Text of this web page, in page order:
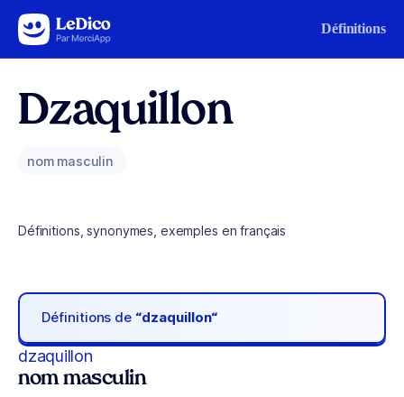
Aller au contenu Définitions
Dzaquillon
nom masculin
Définitions, synonymes, exemples en français
Définitions de “dzaquillon“
dzaquillon
nom masculin